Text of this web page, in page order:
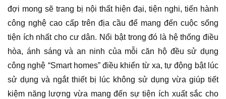
đợi mong sẽ trang bị nội thất hiện đại, tiện nghi, tiến hành
công nghệ cao cấp trên địa cầu để mang đến cuộc sống
tiện ích nhất cho cư dân. Nổi bật trong đó là hệ thống điều
hòa, ánh sáng và an ninh của mỗi căn hộ đều sử dụng
công nghệ “Smart homes” điều khiển từ xa, tự động bật lúc
sử dụng và ngắt thiết bị lúc không sử dụng vừa giúp tiết
kiệm năng lượng vừa mang đến sự tiện ích xuất sắc cho